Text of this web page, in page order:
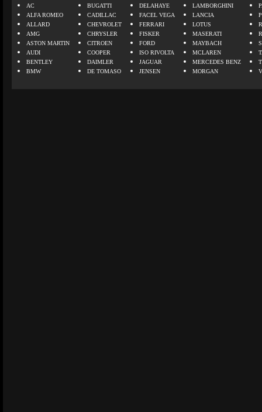
AC
ALFA ROMEO
ALLARD
AMG
ASTON MARTIN
AUDI
BENTLEY
BMW
BUGATTI
CADILLAC
CHEVROLET
CHRYSLER
CITROEN
COOPER
DAIMLER
DE TOMASO
DELAHAYE
FACEL VEGA
FERRARI
FISKER
FORD
ISO RIVOLTA
JAGUAR
JENSEN
LAMBORGHINI
LANCIA
LOTUS
MASERATI
MAYBACH
MCLAREN
MERCEDES BENZ
MORGAN